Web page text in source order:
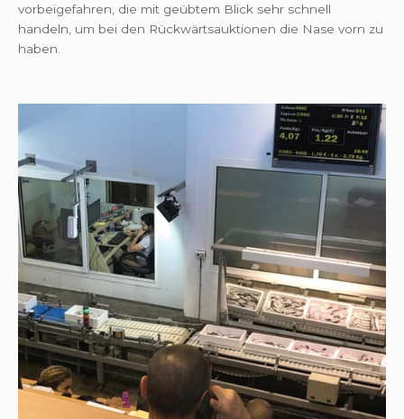
vorbeigefahren, die mit geübtem Blick sehr schnell
handeln, um bei den Rückwärtsauktionen die Nase vorn zu
haben.